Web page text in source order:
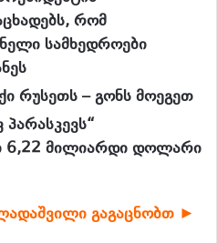
რომ
სამხედროები
რუსეთს – გონს მოეგეთ
6,22 მილიარდი დოლარი
გაგაცნობთ ►